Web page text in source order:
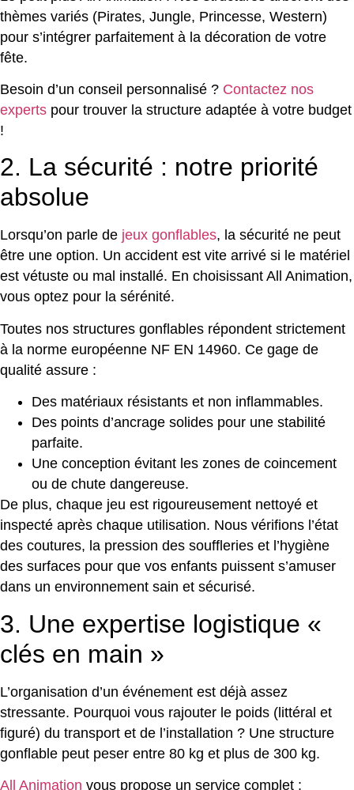
thèmes variés (Pirates, Jungle, Princesse, Western)
pour s’intégrer parfaitement à la décoration de votre
fête.
Besoin d’un conseil personnalisé ? Contactez nos
experts pour trouver la structure adaptée à votre budget
!
2. La sécurité : notre priorité
absolue
Lorsqu’on parle de jeux gonflables, la sécurité ne peut
être une option. Un accident est vite arrivé si le matériel
est vétuste ou mal installé. En choisissant All Animation,
vous optez pour la sérénité.
Toutes nos structures gonflables répondent strictement
à la norme européenne NF EN 14960. Ce gage de
qualité assure :
Des matériaux résistants et non inflammables.
Des points d’ancrage solides pour une stabilité
parfaite.
Une conception évitant les zones de coincement
ou de chute dangereuse.
De plus, chaque jeu est rigoureusement nettoyé et
inspecté après chaque utilisation. Nous vérifions l’état
des coutures, la pression des souffleries et l’hygiène
des surfaces pour que vos enfants puissent s’amuser
dans un environnement sain et sécurisé.
3. Une expertise logistique «
clés en main »
L’organisation d’un événement est déjà assez
stressante. Pourquoi vous rajouter le poids (littéral et
figuré) du transport et de l’installation ? Une structure
gonflable peut peser entre 80 kg et plus de 300 kg.
All Animation vous propose un service complet :